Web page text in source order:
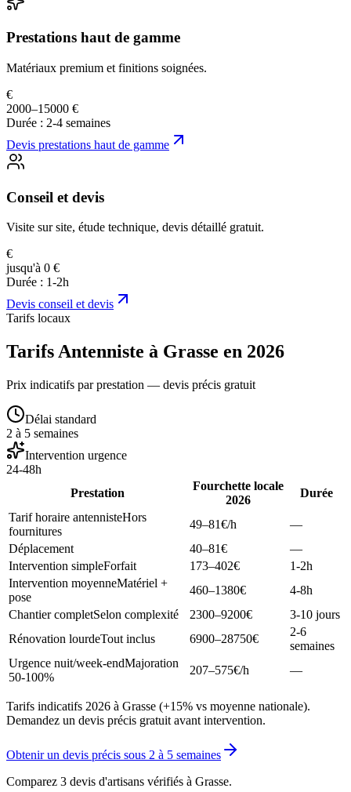
Prestations haut de gamme
Matériaux premium et finitions soignées.
€
2000–15000 €
Durée : 2-4 semaines
Devis prestations haut de gamme
Conseil et devis
Visite sur site, étude technique, devis détaillé gratuit.
€
jusqu'à 0 €
Durée : 1-2h
Devis conseil et devis
Tarifs locaux
Tarifs Antenniste à Grasse en 2026
Prix indicatifs par prestation — devis précis gratuit
Délai standard
2 à 5 semaines
Intervention urgence
24-48h
Prestation
Fourchette locale
2026
Durée
Tarif horaire antennisteHors
fournitures
49–81€/h
—
Déplacement
40–81€
—
Intervention simpleForfait 173–402€
1-2h
Intervention moyenneMatériel +
pose
460–1380€
4-8h
Chantier completSelon complexité 2300–9200€
3-10 jours
Rénovation lourdeTout inclus 6900–28750€
2-6
semaines
Urgence nuit/week-endMajoration
50-100%
207–575€/h —
Tarifs indicatifs 2026 à Grasse (+15% vs moyenne nationale).
Demandez un devis précis gratuit avant intervention.
Obtenir un devis précis sous 2 à 5 semaines
Comparez 3 devis d'artisans vérifiés à Grasse.